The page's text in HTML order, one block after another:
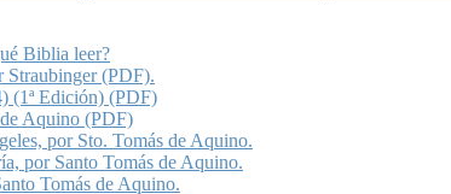
Biblia leer?
Straubinger (PDF).
(1ª Edición) (PDF)
Aquino (PDF)
por Sto. Tomás de Aquino.
por Santo Tomás de Aquino.
Tomás de Aquino.